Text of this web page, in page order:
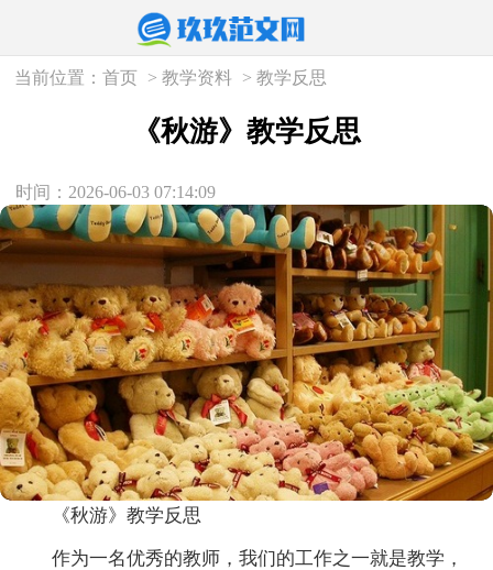
当前位置：首页 >教学资料 >教学反思
《秋游》教学反思
时间：2026-06-03 07:14:09
《秋游》教学反思
作为一名优秀的教师，我们的工作之一就是教学，